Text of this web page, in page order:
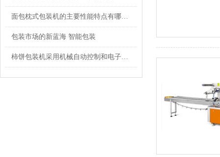
面包枕式包装机的主要性能特点有哪些？
包装市场的新蓝海 智能包装
柿饼包装机采用机械自动控制和电子技术相结合的原理